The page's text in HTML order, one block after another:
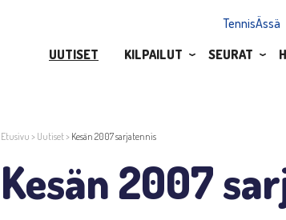
TennisÄssä
UUTISET
KILPAILUT SEURAT
Etusivu > Uutiset> Kesän 2007 sarjatennis
Kesän 2007